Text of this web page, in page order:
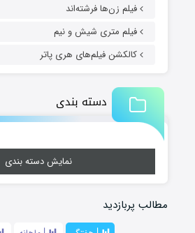
فیلم زن‌ها فرشته‌اند
فیلم متری شیش و نیم
کالکشن فیلم‌های هری پاتر
دسته بندی
نمایش دسته بندی
مطالب پربازدید